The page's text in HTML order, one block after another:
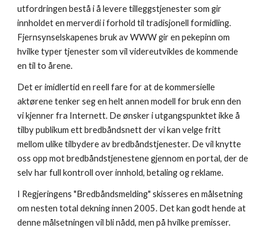
utfordringen bestå i å levere tilleggstjenester som gir
innholdet en merverdi i forhold til tradisjonell formidling.
Fjernsynselskapenes bruk av WWW gir en pekepinn om
hvilke typer tjenester som vil videreutvikles de kommende
en til to årene.
Det er imidlertid en reell fare for at de kommersielle
aktørene tenker seg en helt annen modell for bruk enn den
vi kjenner fra Internett. De ønsker i utgangspunktet ikke å
tilby publikum ett bredbåndsnett der vi kan velge fritt
mellom ulike tilbydere av bredbåndstjenester. De vil knytte
oss opp mot bredbåndstjenestene gjennom en portal, der de
selv har full kontroll over innhold, betaling og reklame.
I Regjeringens "Bredbåndsmelding" skisseres en målsetning
om nesten total dekning innen 2005. Det kan godt hende at
denne målsetningen vil bli nådd, men på hvilke premisser.